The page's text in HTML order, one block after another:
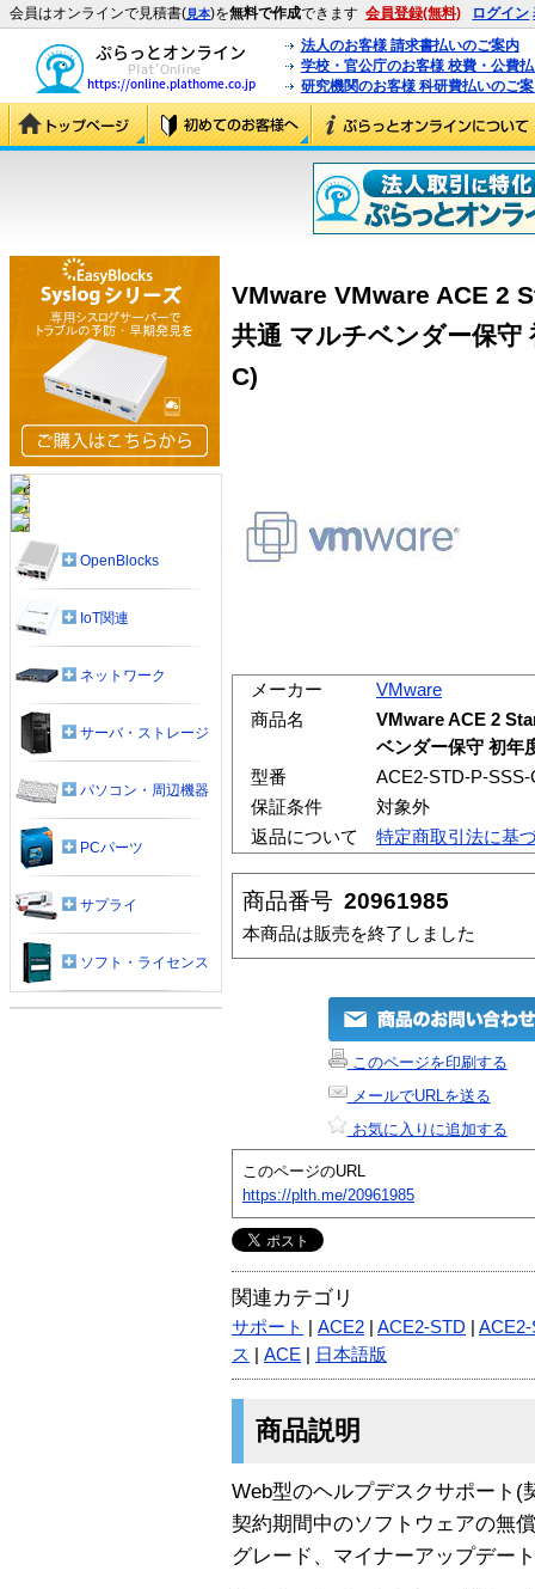
会員はオンラインで見積書(見本)を無料で作成できます 会員登録(無料) ログイン
法人のお客様 請求書払いのご案内
学校・官公庁のお客様 校費・公費
研究機関のお客様 科研費払いのご
VMware VMware ACE 2
共通 マルチベンダー保守
C)
メーカー
VMware
商品名
VMware ACE 2
ベンダー保守 初年
型番
ACE2-STD-P-SSS-
保証条件
対象外
返品について
特定商取引法に基
商品番号 20961985
本商品は販売を終了しました
このページを印刷する
メールでURLを送る
お気に入りに追加する
このページのURL
https://plth.me/20961985
関連カテゴリ
サポート ACE2 ACE2-STD
ス
ACE 日本語版
商品説明
Web型のヘルプデスクサポート(
契約期間中のソフトウェアの無
グレード、マイナーアップデー
OpenBlocks
IoT関連
ネットワーク
サーバ・ストレージ
パソコン・周辺機器
PCパーツ
サプライ
ソフト・ライセンス